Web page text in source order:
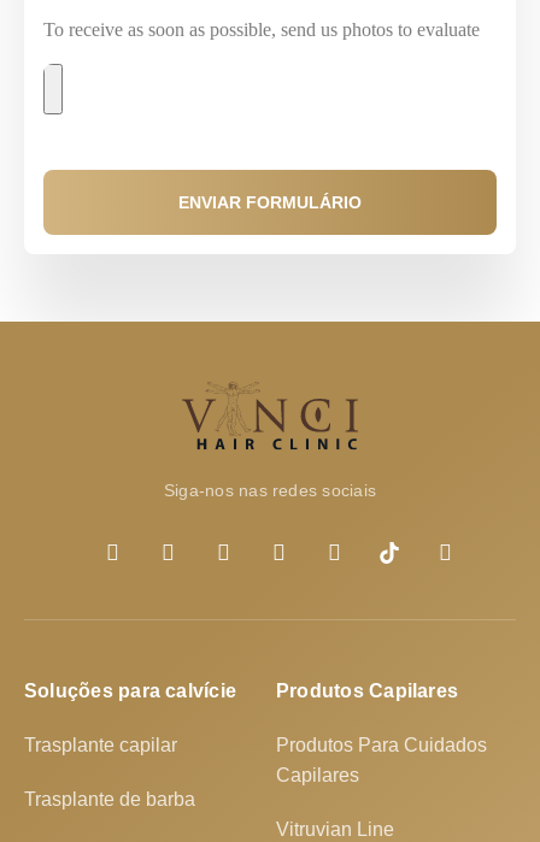
To receive as soon as possible, send us photos to evaluate
ENVIAR FORMULÁRIO
Siga-nos nas redes sociais
Soluções para calvície
Trasplante capilar
Trasplante de barba
Produtos Capilares
Produtos Para Cuidados
Capilares
Vitruvian Line